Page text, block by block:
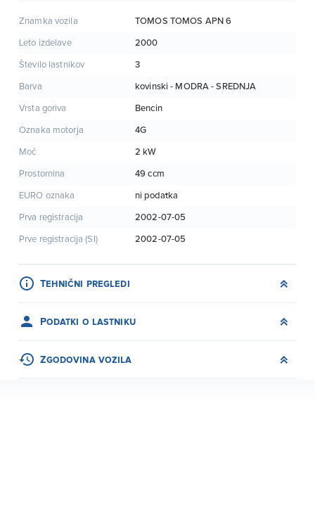
Znamka vozila TOMOS TOMOS APN 6
Leto izdelave 2000
Število lastnikov 3
Barva kovinski - MODRA - SREDNJA
Vrsta goriva Bencin
Oznaka motorja 4G
Moč 2 kW
Prostornina 49 ccm
EURO oznaka ni podatka
Prva registracija 2002-07-05
Prve registracija (SI) 2002-07-05
Tehnični pregledi
Podatki o lastniku
Zgodovina vozila